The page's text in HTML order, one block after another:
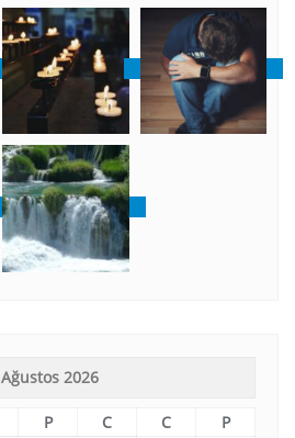
Ağustos 2026
P C C
P